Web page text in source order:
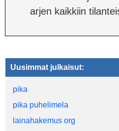
arjen kaikkiin
Uusimmat julkaisut:
pika
pika puhelimela
lainahakemus org